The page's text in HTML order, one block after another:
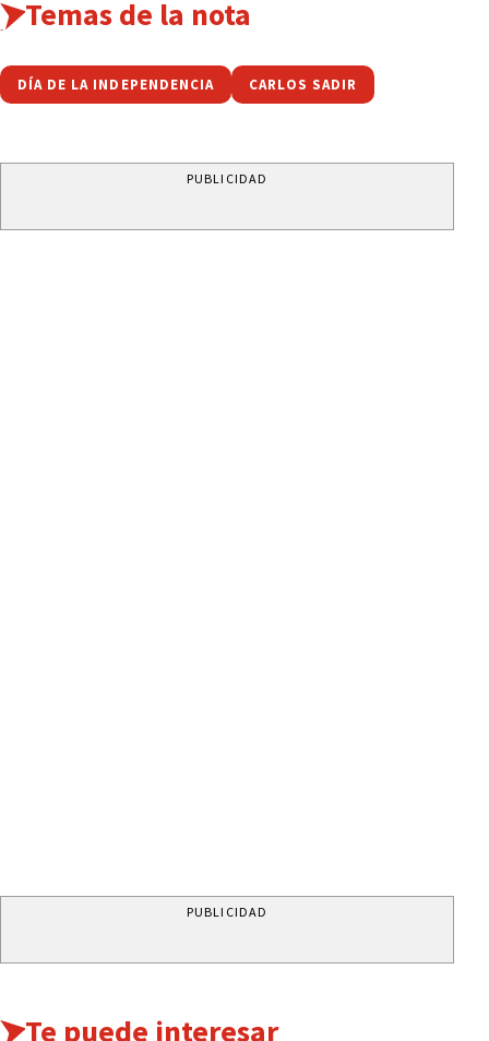
Temas de la nota
DÍA DE LA INDEPENDENCIA CARLOS SADIR
PUBLICIDAD
PUBLICIDAD
Te puede interesar